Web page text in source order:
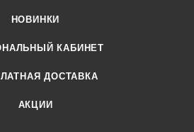
НОВИНКИ
КАБИНЕТ
ДОСТАВКА
АКЦИИ